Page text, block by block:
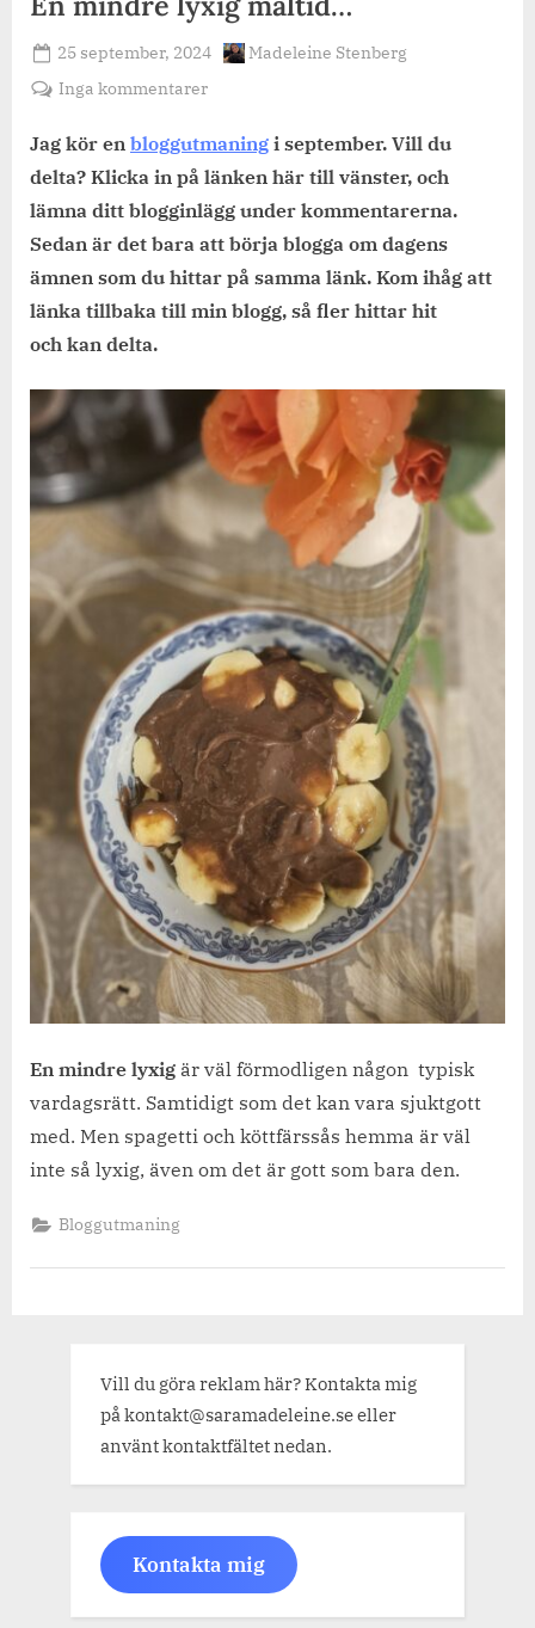
Posted
on
25 september, 2024 By
Madeleine Stenberg
Inga kommentarertill
mindre
lyxig
Jag kör en bloggutmaning i september. Vill du
delta? Klicka in på länken här till vänster, och
lämna ditt blogginlägg under kommentarerna.
Sedan är det bara att börja blogga om dagens
ämnen som du hittar på samma länk. Kom ihåg att
länka tillbaka till min blogg, så fler hittar hit
och kan delta.
En mindre lyxig är väl förmodligen någon typisk
vardagsrätt. Samtidigt som det kan vara sjuktgott
med. Men spagetti och köttfärssås hemma är väl
inte så lyxig, även om det är gott som bara den.
Bloggutmaning
Vill du göra reklam här? Kontakta mig
på kontakt@saramadeleine.se eller
använt kontaktfältet nedan.
Kontakta mig